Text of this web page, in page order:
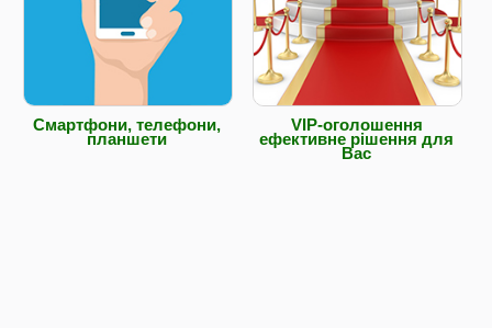
Смартфони, телефони,
планшети
VIP-оголошення
ефективне рішення для
Вас